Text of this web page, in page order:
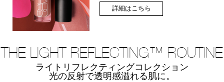
詳細はこちら
THE LIGHT REFLECTING™ ROUTINE
ライトリフレクティングコレクション
光の反射で透明感溢れる肌に。